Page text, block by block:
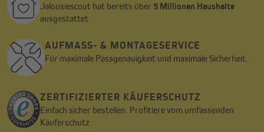
Jalousiescout hat bereits über 5 Millionen Haushalte
ausgestattet.
AUFMASS- & MONTAGESERVICE
Für maximale Passgenauigkeit und maximale Sicherheit.
ZERTIFIZIERTER KÄUFERSCHUTZ
Einfach sicher bestellen. Profitiere vom umfassenden
Käuferschutz.